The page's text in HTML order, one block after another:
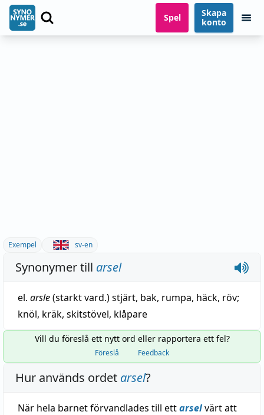
Spel
Skapa
konto
Exempel sv-en
Synonymer till arsel
el. arsle(starktvard.)stjärt, bak, rumpa, häck, röv;
knöl, kräk, skitstövel, klåpare
Vill du föreslå ett nytt ord eller rapportera ett fel?
Föreslå Feedback
Hur används ordet arsel?
När hela barnet förvandlades till ettarselvärt att